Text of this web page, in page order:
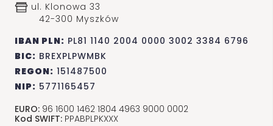
ul. Klonowa 33
42-300 Myszków
IBAN PLN: PL81 1140 2004 0000 3002 3384 6796
BIC: BREXPLPWMBK
REGON: 151487500
NIP: 5771165457
EURO: 96 1600 1462 1804 4963 9000 0002
Kod SWIFT: PPABPLPKXXX